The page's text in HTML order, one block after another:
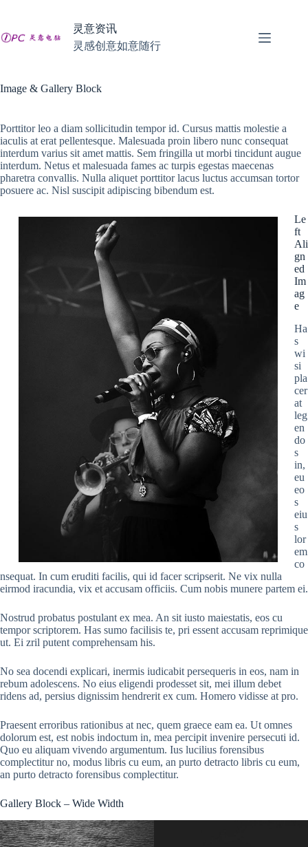
内
灵意资讯
灵感创意如意随行
Image & Gallery Block
Porttitor leo a diam sollicitudin tempor id. Cursus mattis molestie a
iaculis at erat pellentesque. Malesuada proin libero nunc consequat
interdum varius sit amet mattis. Sem fringilla ut morbi tincidunt augue
interdum. Netus et malesuada fames ac turpis egestas maecenas
pharetra convallis. Nulla aliquet porttitor lacus luctus accumsan tortor
posuere ac. Nisl suscipit adipiscing bibendum est.
Le
ft
Ali
gn
ed
Im
ag
e
Ha
s
wi
si
pla
cer
at
leg
en
do
s
in,
eu
eo
s
eiu
s
lor
em
co
nsequat. In cum eruditi facilis, qui id facer scripserit. Ne vix nulla
eirmod iracundia, vix et accusam officiis. Cum nobis munere partem ei.
Nostrud probatus postulant ex mea. An sit iusto maiestatis, eos cu
tempor scriptorem. Has sumo facilisis te, pri essent accusam reprimique
ut. Ei zril putent comprehensam his.
No sea docendi explicari, inermis iudicabit persequeris in eos, nam in
rebum adolescens. No eius eligendi prodesset sit, mei illum debet
ridens ad, persius dignissim hendrerit ex cum. Homero vidisse at pro.
Praesent erroribus rationibus at nec, quem graece eam ea. Ut omnes
dolorum est, est nobis indoctum in, mea percipit invenire persecuti id.
Quo eu aliquam vivendo argumentum. Ius lucilius forensibus
complectitur no, modus libris cu eum, an purto detracto libris cu eum,
an purto detracto forensibus complectitur.
Gallery Block – Wide Width